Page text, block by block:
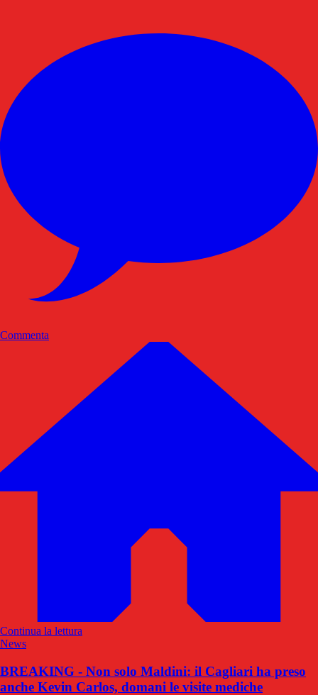
Commenta
Continua la lettura
News
BREAKING - Non solo Maldini: il Cagliari ha preso
anche Kevin Carlos, domani le visite mediche